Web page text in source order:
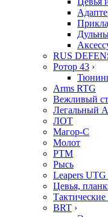
RUS
Ротор 43 ›
Arms RTG
Вежливый
Легальный
ЛОТ
Магор-С
Молот
РТМ
Рысь
Leapers
Цевья,
BRT ›